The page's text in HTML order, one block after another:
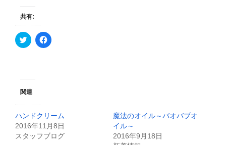
共有:
ク
リ
T
i
r
で
共
有
F
a
る
に
は
ク
関連
ハンドクリーム
2016年11月8日
スタッフブログ
魔法のオイル～バオバブオ
イル～
2016年9月18日